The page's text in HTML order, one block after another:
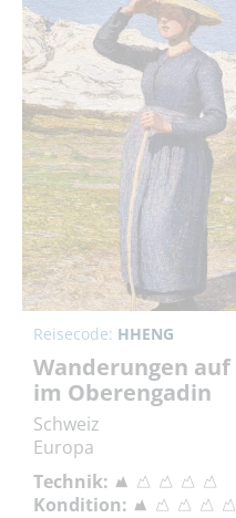
Reisecode: HHENG
Wanderungen
im Oberengadin
Schweiz
Europa
Technik:
Kondition: